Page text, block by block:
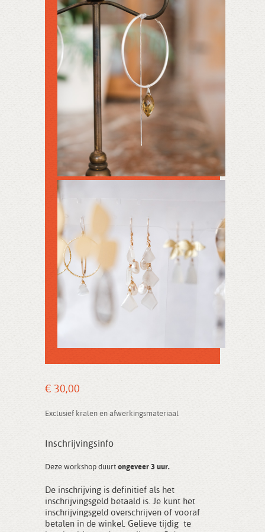
€ 30,00
Exclusief kralen en afwerkingsmateriaal
Inschrijvingsinfo
Deze workshop duurt ongeveer 3 uur.
De inschrijving is definitief als het
inschrijvingsgeld betaald is. Je kunt het
inschrijvingsgeld overschrijven of vooraf
betalen in de winkel. Gelieve tijdig te